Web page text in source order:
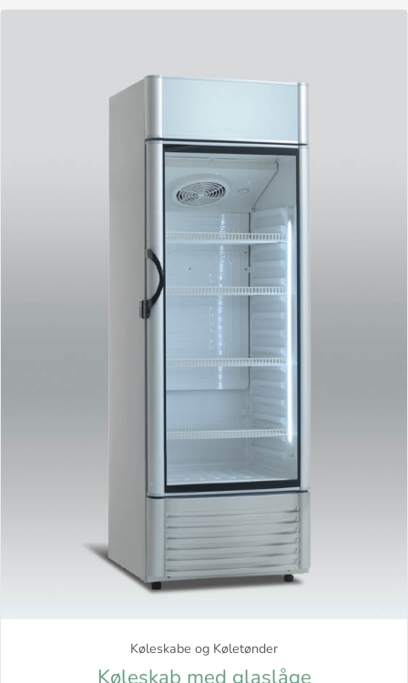
Køleskabe og Køletønder
Køleskab med glaslåge